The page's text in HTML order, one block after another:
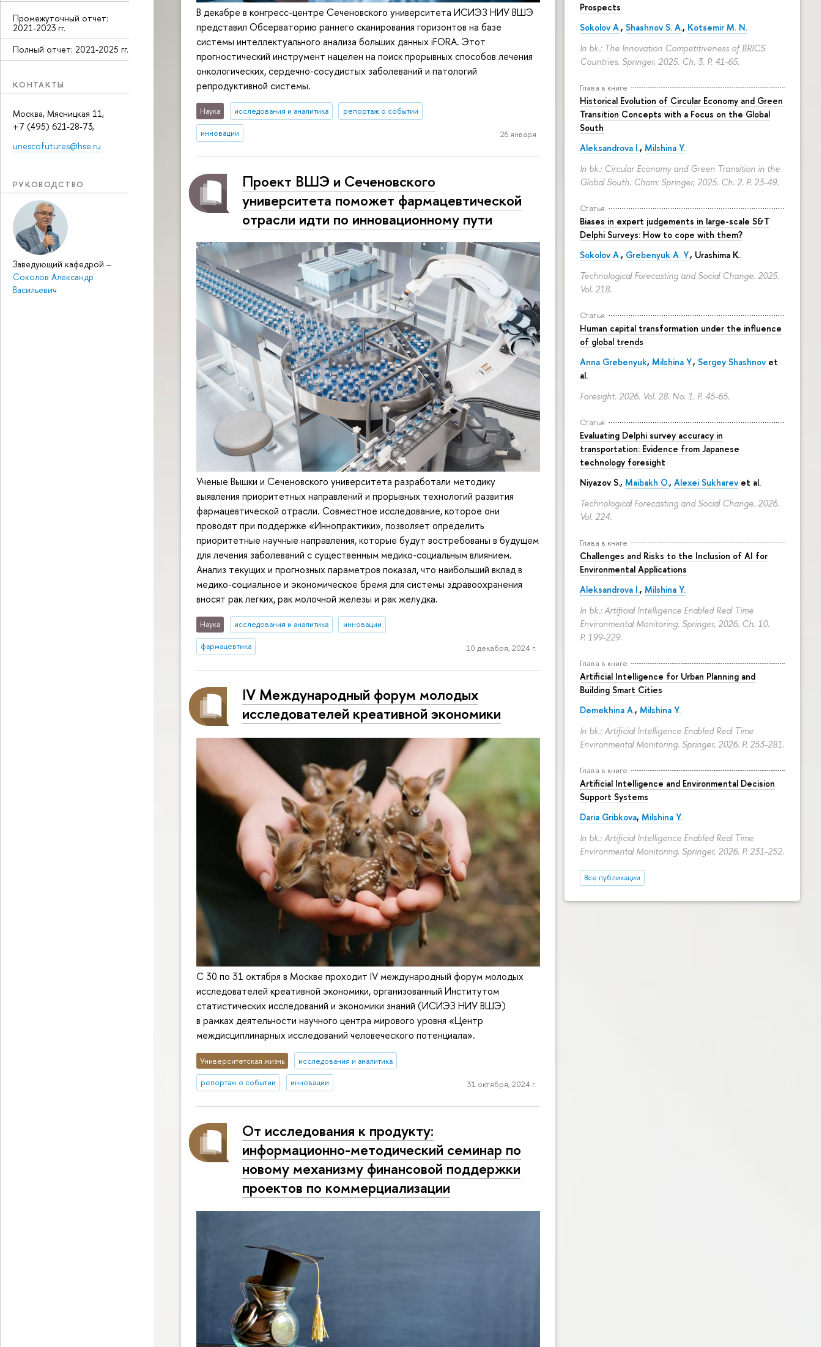
Промежуточный отчет:
2021-2023 гг.
Полный отчет: 2021-2025 гг.
КОНТАКТЫ
Москва, Мясницкая 11,
+7 (495) 621-28-73,
unescofutures@hse.ru
РУКОВОДСТВО
Заведующий кафедрой –
Соколов Александр
Васильевич
Prospects
Sokolov A., Shashnov S. A., Kotsemir M. N.
In bk.: The Innovation Competitiveness of BRICS
Countries. Springer, 2025. Ch. 3. P. 41-65.
Глава в книге
Historical Evolution of Circular Economy and Green
Transition Concepts with a Focus on the Global
South
Aleksandrova I., Milshina Y.
In bk.: Circular Economy and Green Transition in the
Global South. Cham: Springer, 2025. Ch. 2. P. 23-49.
Статья
Biases in expert judgements in large-scale S&T
Delphi Surveys: How to cope with them?
Sokolov A., Grebenyuk A. Y., Urashima K.
Technological Forecasting and Social Change. 2025.
Vol. 218.
Статья
Human capital transformation under the influence
of global trends
Anna Grebenyuk, Milshina Y., Sergey Shashnov et
al.
Foresight. 2026. Vol. 28. No. 1. P. 45-65.
Статья
Evaluating Delphi survey accuracy in
transportation: Evidence from Japanese
technology foresight
Niyazov S., Maibakh O., Alexei Sukharev et al.
Technological Forecasting and Social Change. 2026.
Vol. 224.
Глава в книге
Challenges and Risks to the Inclusion of AI for
Environmental Applications
Aleksandrova I., Milshina Y.
In bk.: Artificial Intelligence Enabled Real Time
Environmental Monitoring. Springer, 2026. Ch. 10.
P. 199-229.
Глава в книге
Artificial Intelligence for Urban Planning and
Building Smart Cities
Demekhina A., Milshina Y.
In bk.: Artificial Intelligence Enabled Real Time
Environmental Monitoring. Springer, 2026. P. 253-281.
Глава в книге
Artificial Intelligence and Environmental Decision
Support Systems
Daria Gribkova, Milshina Y.
In bk.: Artificial Intelligence Enabled Real Time
Environmental Monitoring. Springer, 2026. P. 231-252.
Все публикации
В декабре в конгресс-центре Сеченовского университета ИСИЭЗ НИУ ВШЭ
представил Обсерваторию раннего сканирования горизонтов на базе
системы интеллектуального анализа больших данных iFORA. Этот
прогностический инструмент нацелен на поиск прорывных способов лечения
онкологических, сердечно-сосудистых заболеваний и патологий
репродуктивной системы.
Наука исследования и аналитика репортаж о событии
инновации 26 января
Проект ВШЭ и Сеченовского
университета поможет фармацевтической
отрасли идти по инновационному пути
Ученые Вышки и Сеченовского университета разработали методику
выявления приоритетных направлений и прорывных технологий развития
фармацевтической отрасли. Совместное исследование, которое они
проводят при поддержке «Иннопрактики», позволяет определить
приоритетные научные направления, которые будут востребованы в будущем
для лечения заболеваний с существенным медико-социальным влиянием.
Анализ текущих и прогнозных параметров показал, что наибольший вклад в
медико-социальное и экономическое бремя для системы здравоохранения
вносят рак легких, рак молочной железы и рак желудка.
Наука исследования и аналитика инновации
фармацевтика 10 декабря, 2024 г.
IV Международный форум молодых
исследователей креативной экономики
С 30 по 31 октября в Москве проходит IV международный форум молодых
исследователей креативной экономики, организованный Институтом
статистических исследований и экономики знаний (ИСИЭЗ НИУ ВШЭ)
в рамках деятельности научного центра мирового уровня «Центр
междисциплинарных исследований человеческого потенциала».
Университетская жизнь исследования и аналитика
репортаж о событии инновации 31 октября, 2024 г.
От исследования к продукту:
информационно-методический семинар по
новому механизму финансовой поддержки
проектов по коммерциализации